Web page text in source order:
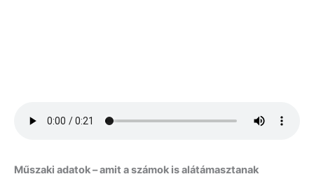
Műszaki adatok – amit a számok is alátámasztanak